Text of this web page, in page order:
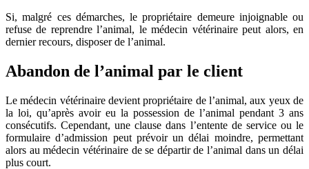
Si, malgré ces démarches, le propriétaire demeure injoignable ou
refuse de reprendre l’animal, le médecin vétérinaire peut alors, en
dernier recours, disposer de l’animal.
Abandon de l’animal par le client
Le médecin vétérinaire devient propriétaire de l’animal, aux yeux de
la loi, qu’après avoir eu la possession de l’animal pendant 3 ans
consécutifs. Cependant, une clause dans l’entente de service ou le
formulaire d’admission peut prévoir un délai moindre, permettant
alors au médecin vétérinaire de se départir de l’animal dans un délai
plus court.